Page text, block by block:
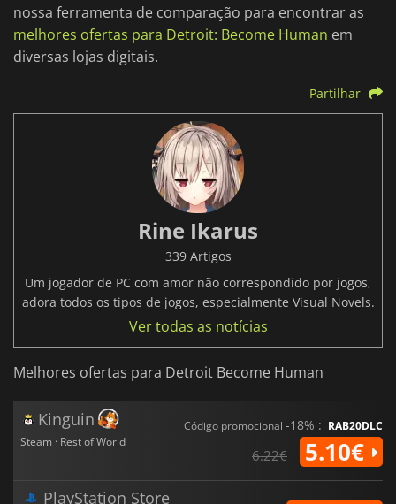
nossa ferramenta de comparação para encontrar as
melhores ofertas para Detroit: Become Human em
diversas lojas digitais.
Partilhar
Rine Ikarus
339 Artigos
Um jogador de PC com amor não correspondido por jogos,
adora todos os tipos de jogos, especialmente Visual Novels.
Ver todas as notícias
Melhores ofertas para Detroit Become Human
Kinguin
Steam · Rest of World
Código promocional -18% : RAB20DLC
6.22€ 5.10€
PlayStation Store